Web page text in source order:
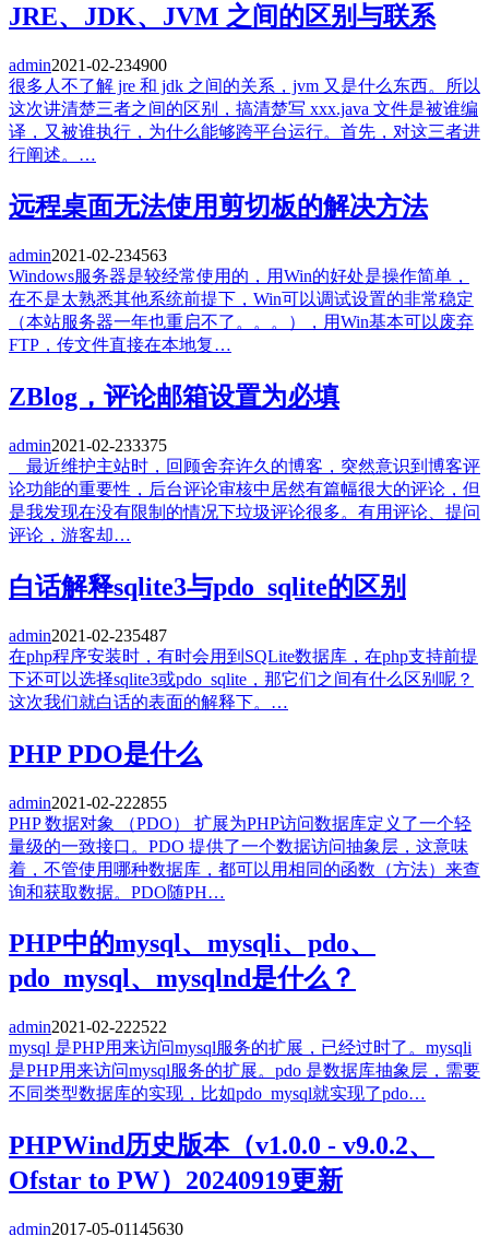
JRE、JDK、JVM 之间的区别与联系
admin2021-02-234900
很多人不了解 jre 和 jdk 之间的关系，jvm 又是什么东西。所以
这次讲清楚三者之间的区别，搞清楚写 xxx.java 文件是被谁编
译，又被谁执行，为什么能够跨平台运行。首先，对这三者进
行阐述。…
远程桌面无法使用剪切板的解决方法
admin2021-02-234563
Windows服务器是较经常使用的，用Win的好处是操作简单，
在不是太熟悉其他系统前提下，Win可以调试设置的非常稳定
（本站服务器一年也重启不了。。。），用Win基本可以废弃
FTP，传文件直接在本地复…
ZBlog，评论邮箱设置为必填
admin2021-02-233375
最近维护主站时，回顾舍弃许久的博客，突然意识到博客评
论功能的重要性，后台评论审核中居然有篇幅很大的评论，但
是我发现在没有限制的情况下垃圾评论很多。有用评论、提问
评论，游客却…
白话解释sqlite3与pdo_sqlite的区别
admin2021-02-235487
在php程序安装时，有时会用到SQLite数据库，在php支持前提
下还可以选择sqlite3或pdo_sqlite，那它们之间有什么区别呢？
这次我们就白话的表面的解释下。…
PHP PDO是什么
admin2021-02-222855
PHP 数据对象 （PDO） 扩展为PHP访问数据库定义了一个轻
量级的一致接口。PDO 提供了一个数据访问抽象层，这意味
着，不管使用哪种数据库，都可以用相同的函数（方法）来查
询和获取数据。PDO随PH…
PHP中的mysql、mysqli、pdo、
pdo_mysql、mysqlnd是什么？
admin2021-02-222522
mysql 是PHP用来访问mysql服务的扩展，已经过时了。mysqli
是PHP用来访问mysql服务的扩展。pdo 是数据库抽象层，需要
不同类型数据库的实现，比如pdo_mysql就实现了pdo…
PHPWind历史版本（v1.0.0 - v9.0.2、
Ofstar to PW）20240919更新
admin2017-05-01145630